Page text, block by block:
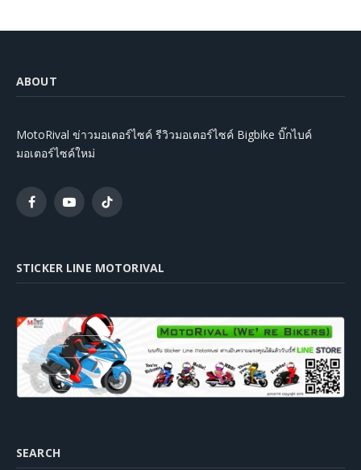
ABOUT
MotoRival ข่าวมอเตอร์ไซค์ รีวิวมอเตอร์ไซค์ Bigbike บิ๊กไบค์
มอเตอร์ไซค์ใหม่
FacebookYouTubeTikTok
STICKER LINE MOTORIVAL
SEARCH